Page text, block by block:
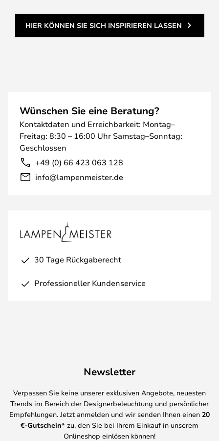
HIER KÖNNEN SIE SICH INSPIRIEREN LASSEN
Wünschen Sie eine Beratung?
Kontaktdaten und Erreichbarkeit: Montag–
Freitag: 8:30 – 16:00 Uhr Samstag–Sonntag:
Geschlossen
+49 (0) 66 423 063 128
info@lampenmeister.de
30 Tage Rückgaberecht
Professioneller Kundenservice
Newsletter
Verpassen Sie keine unserer exklusiven Angebote, neuesten
Trends im Bereich der Designerbeleuchtung und persönlicher
Empfehlungen. Jetzt anmelden und wir senden Ihnen einen 20
€-Gutschein* zu, den Sie bei Ihrem Einkauf in unserem
Onlineshop einlösen können!